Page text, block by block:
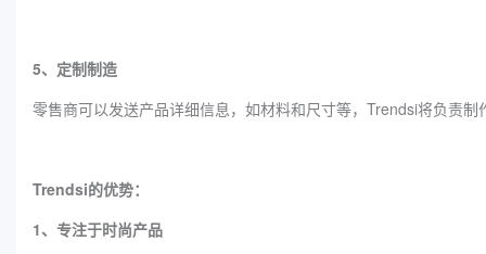
5、定制制造
零售商可以发送产品详细信息，如材料和尺寸等，Trendsi将负责制
Trendsi的优势：
1、专注于时尚产品